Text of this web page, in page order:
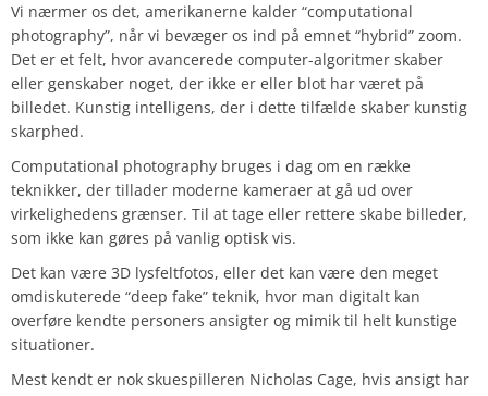
Vi nærmer os det, amerikanerne kalder “computational
photography”, når vi bevæger os ind på emnet “hybrid” zoom.
Det er et felt, hvor avancerede computer-algoritmer skaber
eller genskaber noget, der ikke er eller blot har været på
billedet. Kunstig intelligens, der i dette tilfælde skaber kunstig
skarphed.
Computational photography bruges i dag om en række
teknikker, der tillader moderne kameraer at gå ud over
virkelighedens grænser. Til at tage eller rettere skabe billeder,
som ikke kan gøres på vanlig optisk vis.
Det kan være 3D lysfeltfotos, eller det kan være den meget
omdiskuterede “deep fake” teknik, hvor man digitalt kan
overføre kendte personers ansigter og mimik til helt kunstige
situationer.
Mest kendt er nok skuespilleren Nicholas Cage, hvis ansigt har